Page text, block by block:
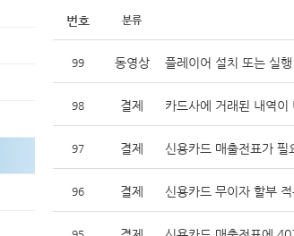
번호 분류
99 동영상 플레이어 설치 또는 실
98 결제 카드사에 거래된 내역
97 결제 신용카드 매출전표가 필
96 결제 신용카드 무이자 할부